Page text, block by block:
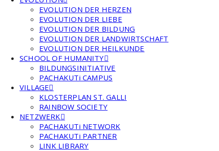
EVOLUTION DER HERZEN
EVOLUTION DER LIEBE
EVOLUTION DER BILDUNG
EVOLUTION DER LANDWIRTSCHAFT
EVOLUTION DER HEILKUNDE
SCHOOL OF HUMANITY
BILDUNGSINITIATIVE
PACHAKUTi CAMPUS
VILLAGE
KLOSTERPLAN ST. GALLI
RAINBOW SOCIETY
NETZWERK
PACHAKUTi NETWORK
PACHAKUTi PARTNER
LINK LIBRARY